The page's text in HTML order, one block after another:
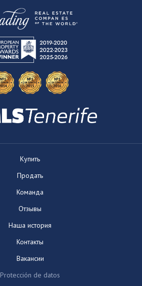
Купить
Продать
Команда
Отзывы
Наша история
Контакты
Вакансии
Protección de datos